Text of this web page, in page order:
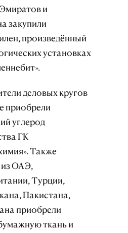
и
закупили
произведённый
установках
деловых кругов
приобрели
углерод
ГК
Также
ОАЭ,
Турции,
Пакистана,
приобрели
ткань и